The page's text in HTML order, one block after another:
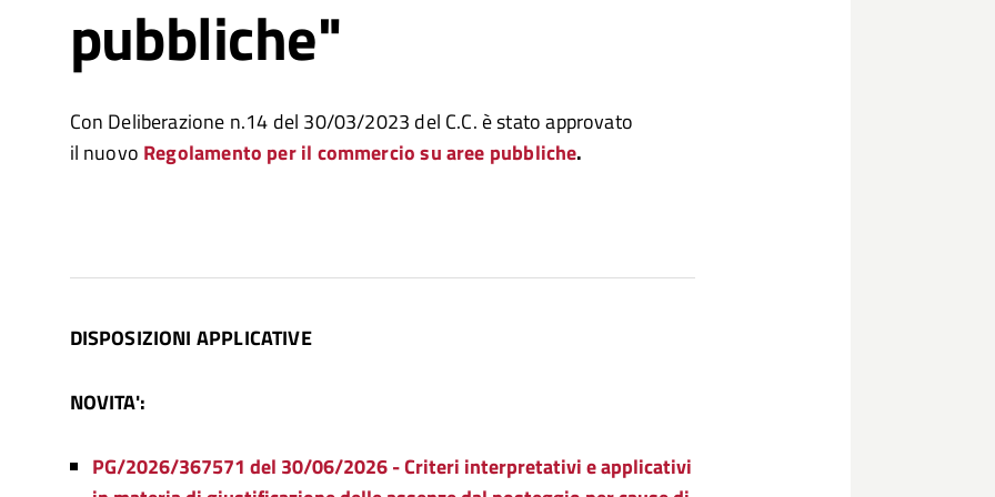
pubbliche"
Con Deliberazione n.14 del 30/03/2023 del C.C. è stato approvato
il nuovo Regolamento per il commercio su aree pubbliche.
DISPOSIZIONI APPLICATIVE
NOVITA':
PG/2026/367571 del 30/06/2026 - Criteri interpretativi e applicativi